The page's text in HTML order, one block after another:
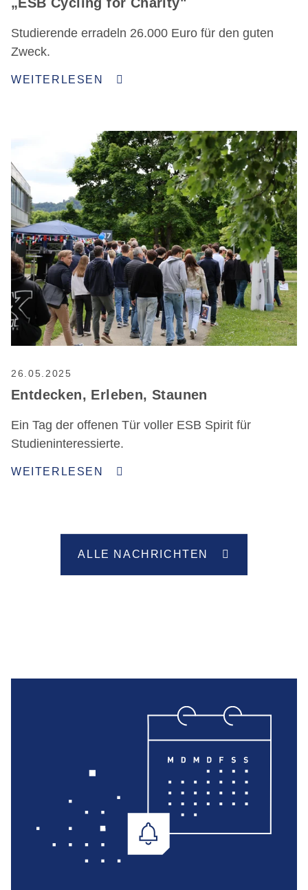
Studierende erradeln 26.000 Euro für den guten
Zweck.
WEITERLESEN
26.05.2025
Entdecken, Erleben, Staunen
Ein Tag der offenen Tür voller ESB Spirit für
Studieninteressierte.
WEITERLESEN
ALLE NACHRICHTEN